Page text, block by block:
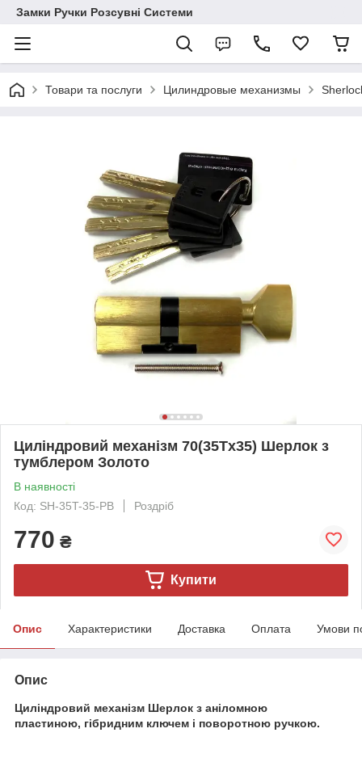
Замки Ручки Розсувні Системи
Товари та послуги Цилиндровые механизмы
Циліндровий механізм 70(35Тx35) Шерлок з
тумблером Золото
В наявності
Код: SH-35T-35-PB
Роздріб
770 ₴
Купити
Опис Характеристики Доставка Оплата Умови
Опис
Циліндровий механізм Шерлок з аніломною
пластиною, гібридним ключем і поворотною ручкою.